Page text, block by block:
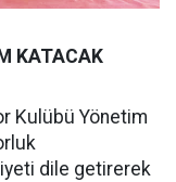
KATACAK
Kulübü Yönetim
dile getirerek